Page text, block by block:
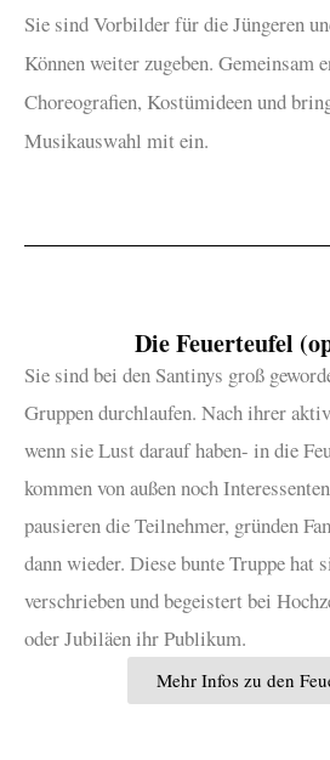
Sie sind Vorbilder für die Jüngeren
Können weiter zugeben. Gemeinsam
Choreografien, Kostümideen und
Musikauswahl mit ein.
Die Feuerteufel
Sie sind bei den Santinys groß
Gruppen durchlaufen. Nach ihrer
wenn sie Lust darauf haben- in die
kommen von außen noch
pausieren die Teilnehmer, gründen
dann wieder. Diese bunte Truppe hat
verschrieben und begeistert bei
oder Jubiläen ihr Publikum.
Mehr Infos zu den